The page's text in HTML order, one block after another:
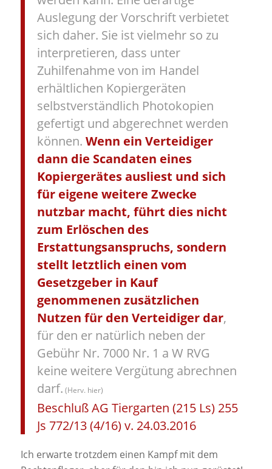
Auslegung der Vorschrift verbietet
sich daher. Sie ist vielmehr so zu
interpretieren, dass unter
Zuhilfenahme von im Handel
erhältlichen Kopiergeräten
selbstverständlich Photokopien
gefertigt und abgerechnet werden
können. Wenn ein Verteidiger
dann die Scandaten eines
Kopiergerätes ausliest und sich
für eigene weitere Zwecke
nutzbar macht, führt dies nicht
zum Erlöschen des
Erstattungsanspruchs, sondern
stellt letztlich einen vom
Gesetzgeber in Kauf
genommenen zusätzlichen
Nutzen für den Verteidiger dar,
für den er natürlich neben der
Gebühr Nr. 7000 Nr. 1 a W RVG
keine weitere Vergütung abrechnen
darf. (Herv. hier)
Beschluß AG Tiergarten (215 Ls) 255
Js 772/13 (4/16) v. 24.03.2016
Ich erwarte trotzdem einen Kampf mit dem